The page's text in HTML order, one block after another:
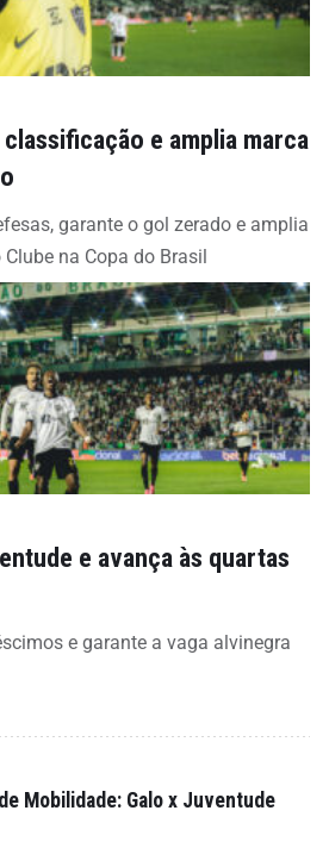
e amplia marca
garante o gol zerado e amplia
na Copa do Brasil
e avança às quartas
e garante a vaga alvinegra
Mobilidade: Galo x Juventude